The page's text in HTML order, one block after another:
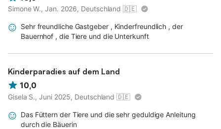
Simone W., Jan. 2026, Deutschland 🇩🇪
Sehr freundliche Gastgeber , Kinderfreundlich , der
Bauernhof , die Tiere und die Unterkunft
Kinderparadies auf dem Land
10,0
Gisela S., Juni 2025, Deutschland 🇩🇪
Das Füttern der Tiere und die sehr geduldige Anleitung
durch die Bäuerin